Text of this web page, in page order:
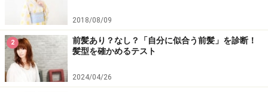
2018/08/09
2
前髪あり？なし？「自分に似合う前髪」を診断！
髪型を確かめるテスト
2024/04/26